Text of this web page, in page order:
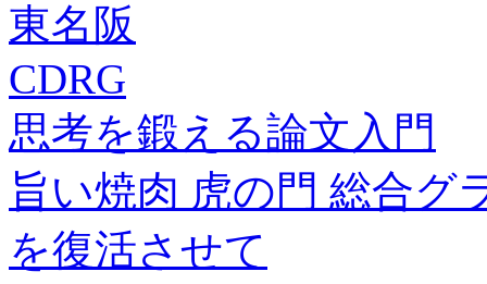
東名阪
CDRG
思考を鍛える論文入門
旨い焼肉 虎の門 総合グ
を復活させて